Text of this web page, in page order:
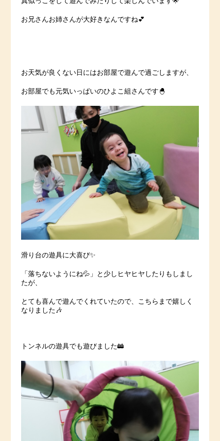
お兄さんお姉さんが大好きなんですね💕
お天気が良くない日にはお部屋で遊んで過ごしますが、
お部屋でも元気いっぱいのひよこ組さんです🐣
滑り台の遊具に大喜び✨
「落ちないようにね💦」と少しヒヤヒヤしたりもしまし
たが、
とても喜んで遊んでくれていたので、こちらまで嬉しく
なりました🎶
トンネルの遊具でも遊びました🚋